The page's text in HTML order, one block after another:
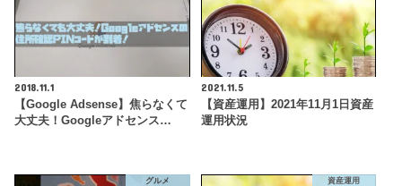
2018.11.1
【Google Adsense】焦らなくて
大丈夫！Googleアドセンス…
2021.11.5
【資産運用】2021年11月1日資産
運用状況
グルメ 資産運用